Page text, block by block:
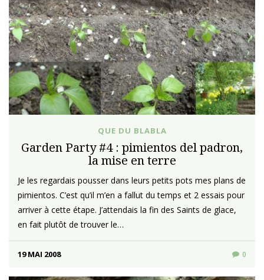
QUE DU BLABLA
Garden Party #4 : pimientos del padron,
la mise en terre
Je les regardais pousser dans leurs petits pots mes plans de
pimientos. C’est qu’il m’en a fallut du temps et 2 essais pour
arriver à cette étape. J’attendais la fin des Saints de glace,
en fait plutôt de trouver le…
19 MAI 2008 0